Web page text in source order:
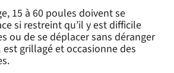
15 à 60 poules doivent se
si restreint qu’il y est difficile
ou de se déplacer sans déranger
est grillagé et occasionne des